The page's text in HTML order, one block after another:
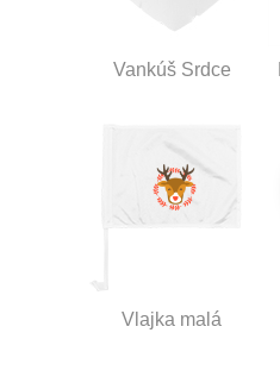
Vankúš Srdce
Vlajka malá